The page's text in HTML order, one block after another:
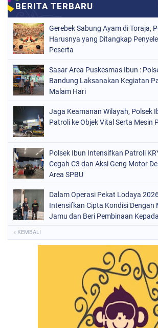
Gerebek Sabung Ayam di Toraja,
Harusnya yang Ditangkap
Peserta
Sasar Area Puskesmas Ibun :
Bandung Laksanakan Kegiatan
Malam Hari
Jaga Keamanan Wilayah, Polsek
Patroli ke Objek Vital Serta Mesin
Polsek Ibun Intensifkan Patroli
Cegah C3 dan Aksi Geng Motor
Area SPBU
Dalam Operasi Pekat Lodaya
Intensifkan Cipta Kondisi Dengan
Jamu dan Beri Pembinaan
« KEMBALI